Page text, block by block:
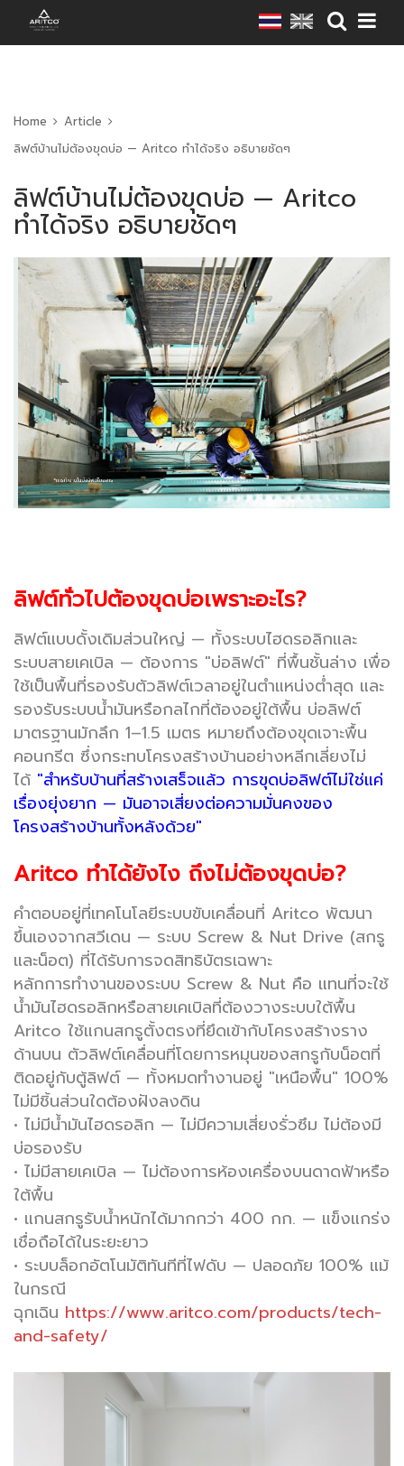
Home
Article
ลิฟต์บ้านไม่ต้องขุดบ่อ — Aritco ทำได้จริง อธิบายชัดๆ
ลิฟต์บ้านไม่ต้องขุดบ่อ — Aritco
ทำได้จริง อธิบายชัดๆ
ลิฟต์ทั่วไปต้องขุดบ่อเพราะอะไร?
ลิฟต์แบบดั้งเดิมส่วนใหญ่ — ทั้งระบบไฮดรอลิกและ
ระบบสายเคเบิล — ต้องการ "บ่อลิฟต์" ที่พื้นชั้นล่าง เพื่อ
ใช้เป็นพื้นที่รองรับตัวลิฟต์เวลาอยู่ในตำแหน่งต่ำสุด และ
รองรับระบบน้ำมันหรือกลไกที่ต้องอยู่ใต้พื้น บ่อลิฟต์
มาตรฐานมักลึก 1–1.5 เมตร หมายถึงต้องขุดเจาะพื้น
คอนกรีต ซึ่งกระทบโครงสร้างบ้านอย่างหลีกเลี่ยงไม่
ได้ "สำหรับบ้านที่สร้างเสร็จแล้ว การขุดบ่อลิฟต์ไม่ใช่แค่
เรื่องยุ่งยาก — มันอาจเสี่ยงต่อความมั่นคงของ
โครงสร้างบ้านทั้งหลังด้วย"
Aritco ทำได้ยังไง ถึงไม่ต้องขุดบ่อ?
คำตอบอยู่ที่เทคโนโลยีระบบขับเคลื่อนที่ Aritco พัฒนา
ขึ้นเองจากสวีเดน — ระบบ Screw & Nut Drive (สกรู
และน็อต) ที่ได้รับการจดสิทธิบัตรเฉพาะ
หลักการทำงานของระบบ Screw & Nut คือ แทนที่จะใช้
น้ำมันไฮดรอลิกหรือสายเคเบิลที่ต้องวางระบบใต้พื้น
Aritco ใช้แกนสกรูตั้งตรงที่ยึดเข้ากับโครงสร้างราง
ด้านบน ตัวลิฟต์เคลื่อนที่โดยการหมุนของสกรูกับน็อตที่
ติดอยู่กับตู้ลิฟต์ — ทั้งหมดทำงานอยู่ "เหนือพื้น" 100%
ไม่มีชิ้นส่วนใดต้องฝังลงดิน
• ไม่มีน้ำมันไฮดรอลิก — ไม่มีความเสี่ยงรั่วซึม ไม่ต้องมี
บ่อรองรับ
• ไม่มีสายเคเบิล — ไม่ต้องการห้องเครื่องบนดาดฟ้าหรือ
ใต้พื้น
• แกนสกรูรับน้ำหนักได้มากกว่า 400 กก. — แข็งแกร่ง
เชื่อถือได้ในระยะยาว
• ระบบล็อกอัตโนมัติทันทีที่ไฟดับ — ปลอดภัย 100% แม้
ในกรณี
ฉุกเฉิน https://www.aritco.com/products/tech-
and-safety/